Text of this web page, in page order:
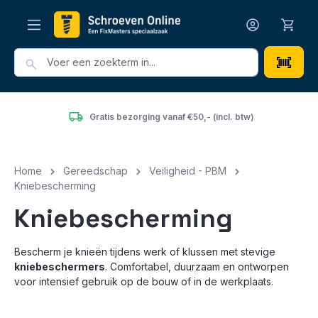
Gratis bezorging vanaf €50,- (incl. btw)
Home Gereedschap
Veiligheid - PBM
Kniebescherming
Kniebescherming
Bescherm je knieën tijdens werk of klussen met stevige
kniebeschermers. Comfortabel, duurzaam en ontworpen
voor intensief gebruik op de bouw of in de werkplaats.